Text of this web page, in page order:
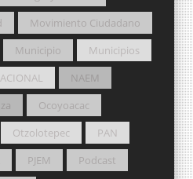
Movimiento Ciudadano
Municipio
Municipios
NAEM
Ocoyoacac
Otzolotepec
PAN
PJEM
Podcast